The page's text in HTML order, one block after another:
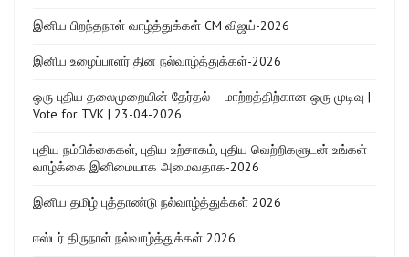
இனிய பிறந்தநாள் வாழ்த்துக்கள் CM விஜய்-2026
இனிய உழைப்பாளர் தின நல்வாழ்த்துக்கள்-2026
ஒரு புதிய தலைமுறையின் தேர்தல் – மாற்றத்திற்கான ஒரு முடிவு |
Vote for TVK | 23-04-2026
புதிய நம்பிக்கைகள், புதிய உற்சாகம், புதிய வெற்றிகளுடன் உங்கள்
வாழ்க்கை இனிமையாக அமைவதாக-2026
இனிய தமிழ் புத்தாண்டு நல்வாழ்த்துக்கள் 2026
ஈஸ்டர் திருநாள் நல்வாழ்த்துக்கள் 2026